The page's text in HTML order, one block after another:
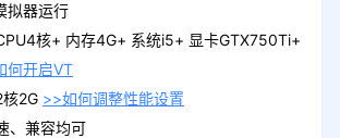
拟器运行
核+ 内存4G+ 系统i5+ 显卡GTX750Ti+
何开启VT
2G >>如何调整性能设置
、兼容均可